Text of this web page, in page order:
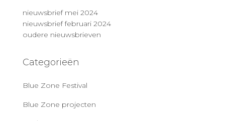
nieuwsbrief mei 2024
nieuwsbrief februari 2024
oudere nieuwsbrieven
Categorieën
Blue Zone Festival
Blue Zone projecten